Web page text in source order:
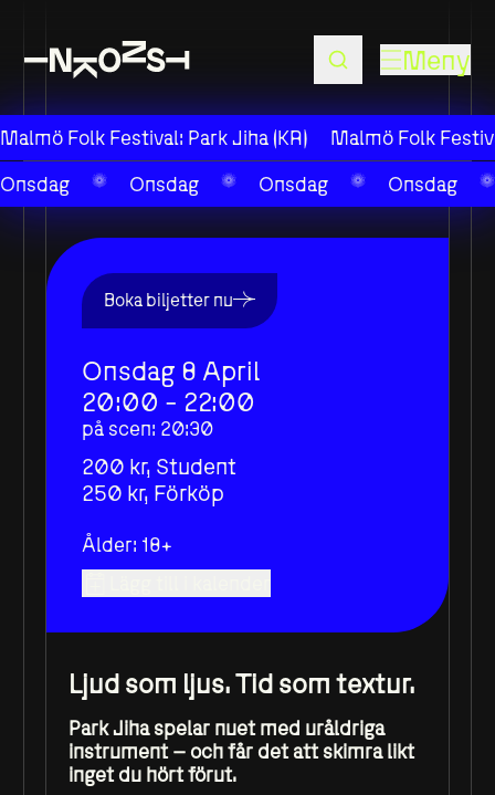
Meny
Malmö Folk Festival: Park Jiha (KR)
Malmö Folk
Onsdag
Onsdag Onsdag Onsdag
Boka biljetter nu
Onsdag 8 April
20:00 - 22:00
på scen: 20:30
200 kr, Student
250 kr, Förköp
Ålder: 18+
Ljud som ljus. Tid som textur.
Park Jiha spelar nuet med uråldriga
instrument – och får det att skimra likt
inget du hört förut.